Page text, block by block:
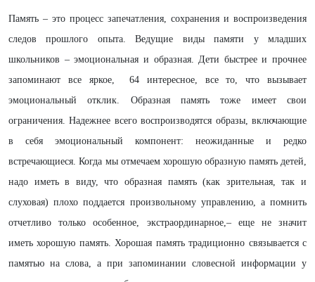
Память – это процесс запечатления, сохранения и воспроизведения
следов прошлого опыта. Ведущие виды памяти у младших
школьников – эмоциональная и образная. Дети быстрее и прочнее
запоминают все яркое, 64 интересное, все то, что вызывает
эмоциональный отклик. Образная память тоже имеет свои
ограничения. Надежнее всего воспроизводятся образы, включающие
в себя эмоциональный компонент: неожиданные и редко
встречающиеся. Когда мы отмечаем хорошую образную память детей,
надо иметь в виду, что образная память (как зрительная, так и
слуховая) плохо поддается произвольному управлению, а помнить
отчетливо только особенное, экстраординарное,– еще не значит
иметь хорошую память. Хорошая память традиционно связывается с
памятью на слова, а при запоминании словесной информации у